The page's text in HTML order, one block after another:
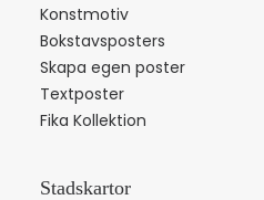
Konstmotiv
Bokstavsposters
Skapa egen poster
Textposter
Fika Kollektion
Stadskartor